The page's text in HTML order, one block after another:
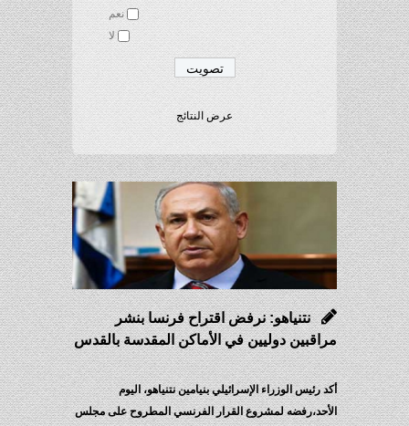
نعم
عرض النتائج
نتنياهو: نرفض اقتراح فرنسا بنشر
مراقبين دوليين في الأماكن المقدسة بالقدس
أكد رئيس الوزراء الإسرائيلي بنيامين نتنياهو، اليوم
الأحد،رفضه لمشروع القرار الفرنسي المطروح على مجلس